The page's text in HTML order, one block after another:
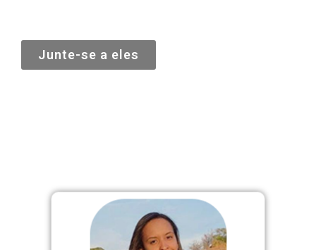
Junte-se a eles